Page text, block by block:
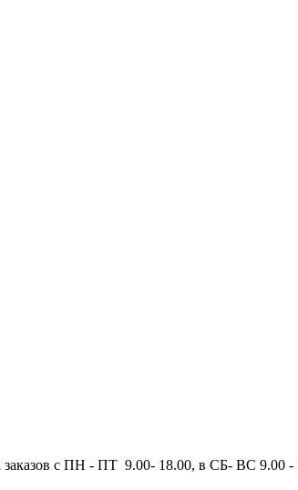
заказов с ПН - ПТ 9.00- 18.00, в СБ- ВС 9.00